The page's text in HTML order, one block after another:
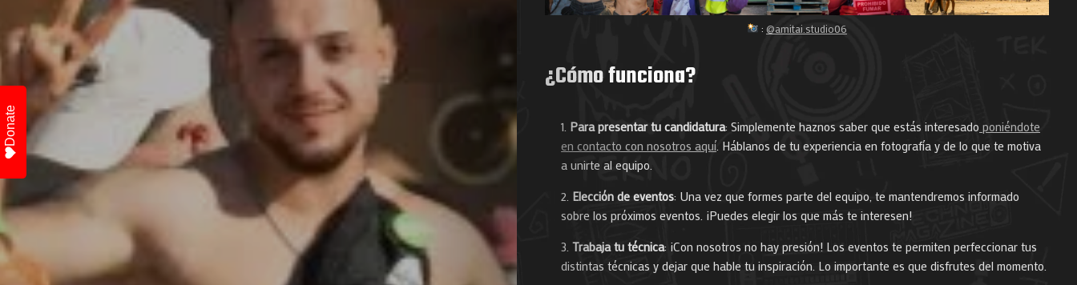
Magazine
À
de
Nous
Search
: @amitai.studio06
¿Cómo funciona?
Para presentar tu candidatura: Simplemente haznos saber que estás interesado poniéndote
en contacto con nosotros aquí . Háblanos de tu experiencia en fotografía y de lo que te motiva
a unirte al equipo.
Elección de eventos: Una vez que formes parte del equipo, te mantendremos informado
sobre los próximos eventos. ¡Puedes elegir los que más te interesen!
Trabaja tu técnica: ¡Con nosotros no hay presión! Los eventos te permiten perfeccionar tus
distintas técnicas y dejar que hable tu inspiración. Lo importante es que disfrutes del momento.
Donate